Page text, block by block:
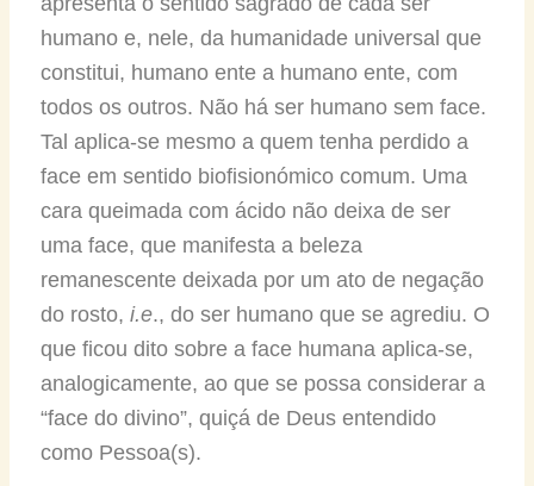
humano e, nele, da humanidade universal que
constitui, humano ente a humano ente, com
todos os outros. Não há ser humano sem face.
Tal aplica-se mesmo a quem tenha perdido a
face em sentido biofisionómico comum. Uma
cara queimada com ácido não deixa de ser
uma face, que manifesta a beleza
remanescente deixada por um ato de negação
do rosto, i.e., do ser humano que se agrediu. O
que ficou dito sobre a face humana aplica-se,
analogicamente, ao que se possa considerar a
“face do divino”, quiçá de Deus entendido
como Pessoa(s).